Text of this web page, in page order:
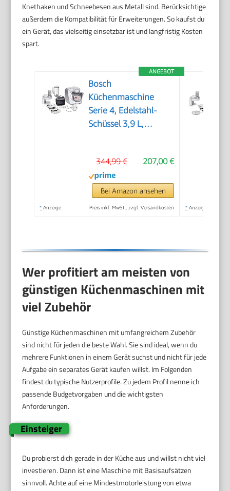
Knethaken und Schneebesen aus Metall sind. Berücksichtige
außerdem die Kompatibilität für Erweiterungen. So kaufst du
ein Gerät, das vielseitig einsetzbar ist und langfristig Kosten
spart.
ANGEBOT
Bosch
Küchenmaschine
Serie 4, Edelstahl-
Schüssel 3,9 L,
Edelstahl
spülmaschinenfest,
Mixer 1,25 L,
Durchlaufschnitzler, 3
207,00 €
344,99 €
Bei Amazon ansehen
* Anzeige Preis inkl. MwSt., zzgl. Versandkosten * Anzeige
Wer profitiert am meisten von
günstigen Küchenmaschinen mit
viel Zubehör
Günstige Küchenmaschinen mit umfangreichem Zubehör
sind nicht für jeden die beste Wahl. Sie sind ideal, wenn du
mehrere Funktionen in einem Gerät suchst und nicht für jede
Aufgabe ein separates Gerät kaufen willst. Im Folgenden
findest du typische Nutzerprofile. Zu jedem Profil nenne ich
passende Budgetvorgaben und die wichtigsten
Anforderungen.
Einsteiger
Du probierst dich gerade in der Küche aus und willst nicht viel
investieren. Dann ist eine Maschine mit Basisaufsätzen
sinnvoll. Achte auf eine Mindestmotorleistung von etwa